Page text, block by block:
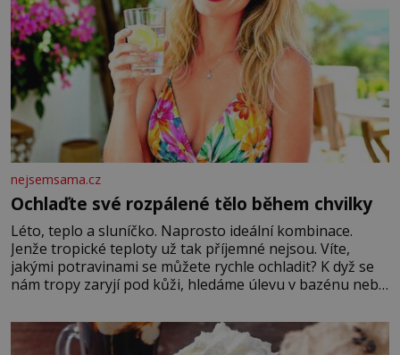
nejsemsama.cz
Ochlaďte své rozpálené tělo během chvilky
Léto, teplo a sluníčko. Naprosto ideální kombinace.
Jenže tropické teploty už tak příjemné nejsou. Víte,
jakými potravinami se můžete rychle ochladit? K dyž se
nám tropy zaryjí pod kůži, hledáme úlevu v bazénu nebo
blízkosti. Nemusíte však zoufat. Pokud budete mít
promyšlený jídelníček, žadné pařáky si na vás